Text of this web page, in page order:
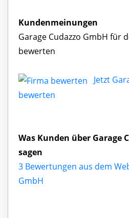
Kundenmeinungen
Garage Cudazzo GmbH für
bewerten
Jetzt
bewerten
Was Kunden über Garage
sagen
3 Bewertungen aus dem
GmbH